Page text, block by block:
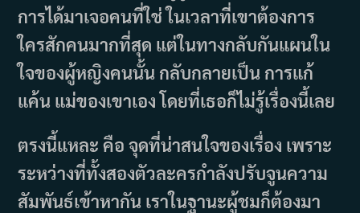
การได้มาเจอคนที่ใช่ ในเวลาที่เขาต้องการ
ใครสักคนมากที่สุด แต่ในทางกลับกันแผนใน
ใจของผู้หญิงคนนั้น กลับกลายเป็น การแก้
แค้น แม่ของเขาเอง โดยที่เธอก็ไม่รู้เรื่องนี้เลย
ตรงนี้แหละ คือ จุดที่น่าสนใจของเรื่อง เพราะ
ระหว่างที่ทั้งสองตัวละครกำลังปรับจูนความ
สัมพันธ์เข้าหากัน เราในฐานะผู้ชมก็ต้องมา